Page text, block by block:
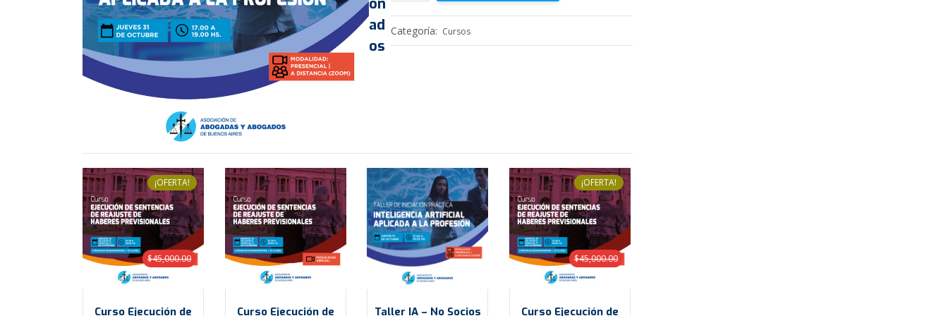
era:
$20,000.00.
es:
$10,000.00.
–
Socios
ZOOM
Categoría: Cursos
on
ad
os
¡OFERTA!
Curso Ejecución de
$45,000.00
Curso Ejecución de
Taller IA – No Socios
¡OFERTA!
Curso Ejecución de
$45,000.00